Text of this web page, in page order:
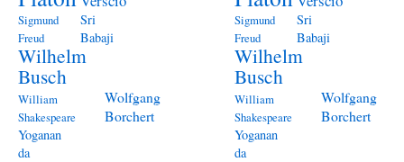
Sigmund
Freud
Sri
Babaji
Wilhelm
Busch
William
Shakespeare
Wolfgang
Borchert
Yoganan
da
Sigmund
Freud
Sri
Babaji
Wilhelm
Busch
William
Shakespeare
Wolfgang
Borchert
Yoganan
da